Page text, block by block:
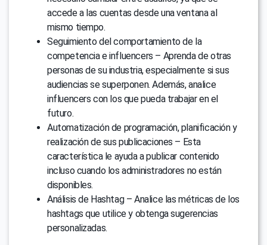
accede a las cuentas desde una ventana al
mismo tiempo.
Seguimiento del comportamiento de la
competencia e influencers – Aprenda de otras
personas de su industria, especialmente si sus
audiencias se superponen. Además, analice
influencers con los que pueda trabajar en el
futuro.
Automatización de programación, planificación y
realización de sus publicaciones – Esta
característica le ayuda a publicar contenido
incluso cuando los administradores no están
disponibles.
Análisis de Hashtag – Analice las métricas de los
hashtags que utilice y obtenga sugerencias
personalizadas.